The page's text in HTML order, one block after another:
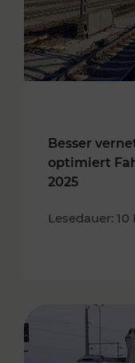
Besser
optimiert
2025
Lesedauer: